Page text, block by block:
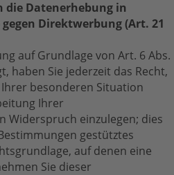
die Datenerhebung in
Direktwerbung (Art. 21
auf Grundlage von Art. 6 Abs.
haben Sie jederzeit das Recht,
besonderen Situation
Ihrer
Widerspruch einzulegen; dies
gestütztes
auf denen eine
Sie dieser